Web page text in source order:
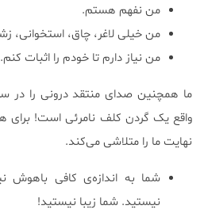
من نفهم هستم.
من خیلی لاغر، چاق، استخوانی،
من نیاز دارم تا خودم را اثبات کنم.
ما همچنین صدای منتقد درونی را در
واقع یک گردن کلف نامرئی است! برای
نهایت ما را متلاشی می‌کند.
شما به اندازه‌ی کافی
نیستید. شما زیبا نیستید!